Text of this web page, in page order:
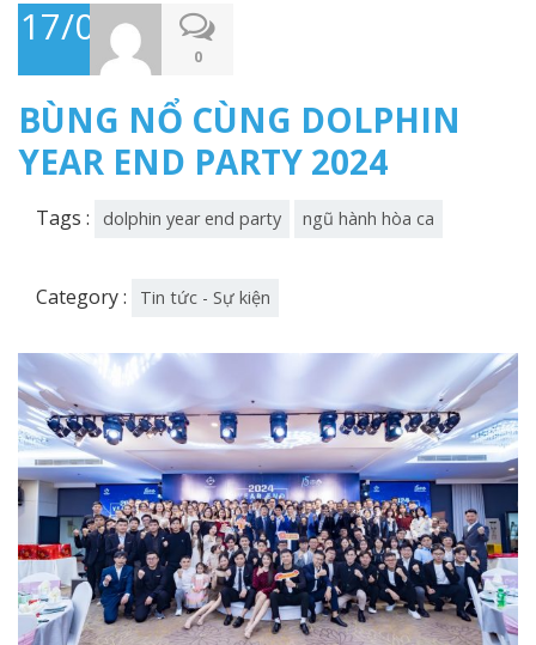
17/01/2025
0
BÙNG NỔ CÙNG DOLPHIN
YEAR END PARTY 2024
Tags : dolphin year end party ngũ hành hòa ca
Category : Tin tức - Sự kiện